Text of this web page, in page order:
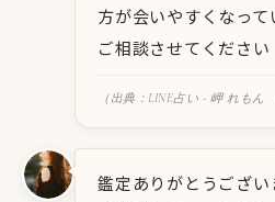
方が会いやすくなっ
ご相談させてください
（出典：LINE占い - 岬 れもん
鑑定ありがとうござ